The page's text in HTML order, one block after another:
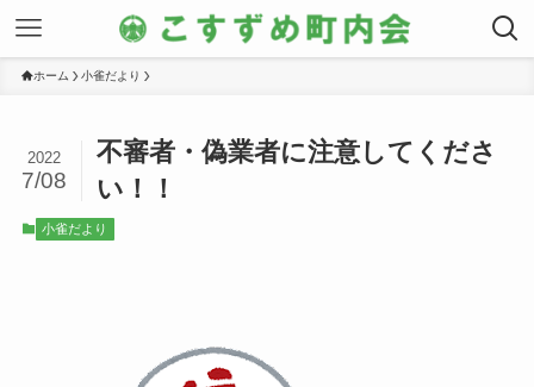
ホーム 小雀だより
不審者・偽業者に注意してくださ
い！！
2022
7/08
小雀だより